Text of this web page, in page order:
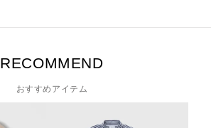
RECOMMEND
おすすめアイテム